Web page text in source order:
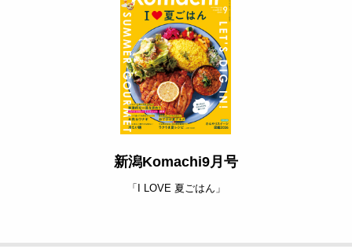
新潟Komachi9月号
「I LOVE 夏ごはん」